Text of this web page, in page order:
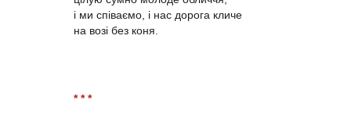
і ми співаємо, і нас дорога кличе
на возі без коня.
* * *